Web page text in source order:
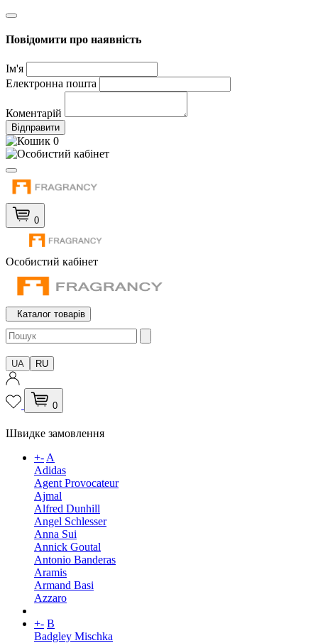
Повідомити про наявність
Ім'я
Електронна пошта
Коментарій
Відправити
0
0
Особистий кабінет
Каталог товарів
UA RU
0
Швидке замовлення
+-A
Adidas
Agent Provocateur
Ajmal
Alfred Dunhill
Angel Schlesser
Anna Sui
Annick Goutal
Antonio Banderas
Aramis
Armand Basi
Azzaro
+- B
Badgley Mischka